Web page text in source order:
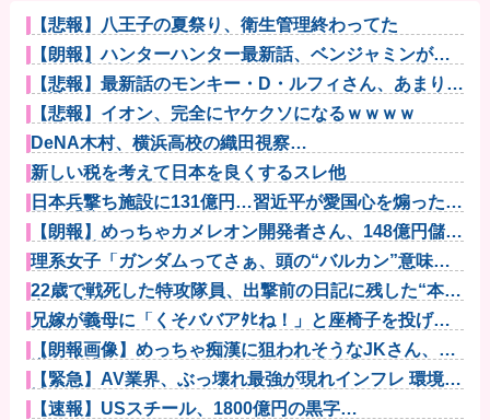
【悲報】八王子の夏祭り、衛生管理終わってた
【朗報】ハンターハンター最新話、ベンジャミンが覚
醒して主人公...
【悲報】最新話のモンキー・D・ルフィさん、あまりに
も情けなさ...
【悲報】イオン、完全にヤケクソになるｗｗｗｗ
DeNA木村、横浜高校の織田視察
wwwwwwwwwwwwww...
新しい税を考えて日本を良くするスレ他
日本兵撃ち施設に131億円…習近平が愛国心を煽った結
果、「抗...
【朗報】めっちゃカメレオン開発者さん、148億円儲け
ても俺等...
理系女子「ガンダムってさぁ、頭の“バルカン”意味あ
るの？あれ...
22歳で戦死した特攻隊員、出撃前の日記に残した“本
音”が悲惨...
兄嫁が義母に「くそババアﾀﾋね！」と座椅子を投げつ
けた。赤ち...
【朗報画像】めっちゃ痴漢に狙われそうなJKさん、痴
漢を逮捕ｗ...
【緊急】AV業界、ぶっ壊れ最強が現れインフレ 環境崩
壊ｗｗｗ...
【速報】USスチール、1800億円の黒字